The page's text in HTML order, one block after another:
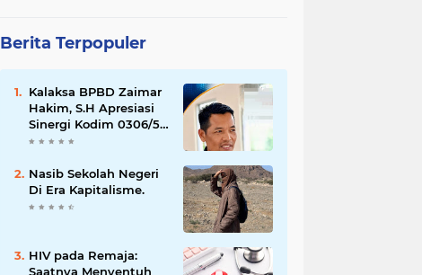
Berita Terpopuler
Kalaksa BPBD Zaimar
Hakim, S.H Apresiasi
Sinergi Kodim 0306/50
Kota dalam
dan Penanganan
Bencana
Nasib Sekolah Negeri
Di Era Kapitalisme.
HIV pada Remaja:
Saatnya Menyentuh